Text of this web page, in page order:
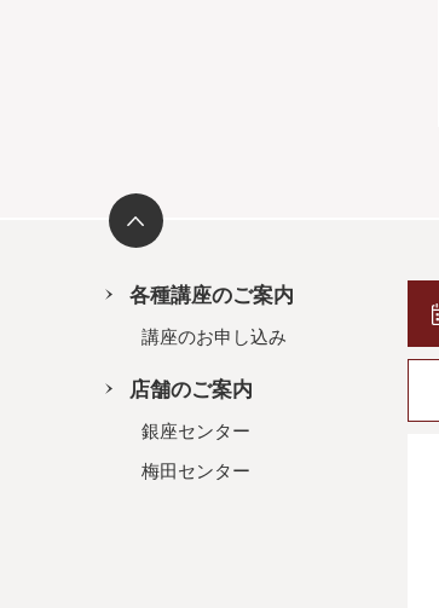
各種講座のご案内
講座のお申し込み
店舗のご案内
銀座センター
梅田センター